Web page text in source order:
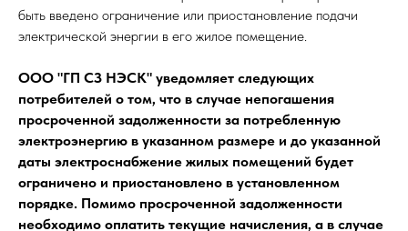
быть введено ограничение или приостановление подачи
электрической энергии в его жилое помещение.
ООО "ГП СЗ НЭСК" уведомляет следующих
потребителей о том, что в случае непогашения
просроченной задолженности за потребленную
электроэнергию в указанном размере и до указанной
даты электроснабжение жилых помещений будет
ограничено и приостановлено в установленном
порядке. Помимо просроченной задолженности
необходимо оплатить текущие начисления, а в случае